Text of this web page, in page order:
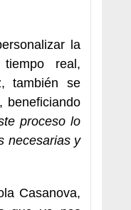
la
real,
también se
beneficiando
proceso lo
necesarias y
Casanova,